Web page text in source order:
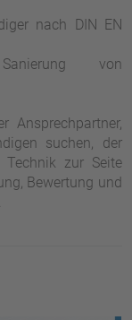
nach DIN EN
von
Ansprechpartner,
suchen, der
zur Seite
Bewertung und